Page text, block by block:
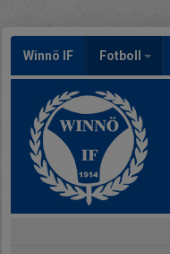
Winnö IF Fotboll